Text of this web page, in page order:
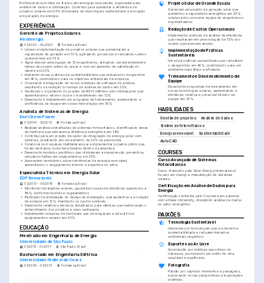
Profissional com mais de 8 anos em energias renováveis, especialista em
análise de dados e otimização. Contribuí para aumentar a eficiência de
projetos solares em 25%. Entusiasta de tecnologias sustentáveis e inovação
em geração de energia.
EXPERIÊNCIA
Gerente de Projetos Solares
Neoenergia
01/2020 - 09/2023 Fortaleza, Brasil
• Liderei a implementação de projetos solares que aumentaram a
capacidade de geração em 30%, agilizando processos e reduzindo custos
operacionais em 15%.
•
Supervisionei uma equipe de 15 engenheiros, atingindo consistentemente
metas de projeto antes do prazo e com um aumento de satisfação do
cliente em 20%.
• Implantei novas práticas de sustentabilidade que reduziram o desperdício
em 40%, contribuindo para os objetivos ambientais da empresa.
• Coordenei a integração de novos sistemas de software de análise,
resultando na redução do tempo de análise de dados em 25%.
• Gestionei o orçamento do projeto de R$10 milhões com otimizações que
aumentaram o retorno sobre o investimento em 12%.
• Desenvolvi e implementei um programa de treinamento, aumentando a
proficiência da equipe em novas tecnologias em 35%.
Analista de Sistemas de Energia
Enel Green Power
07/2016 - 12/2019 Fortaleza, Brasil
• Realizei análises detalhadas de sistemas fotovoltaicos, identificando áreas
de melhoria que elevaram a eficiência energética em 18%.
• Contribuí para um projeto inovador de integração de energia solar com
baterias, resultando em um aumento de 22% na autonomia.
• Colaborei com equipes multilaterais para implementar projetos piloto que
foram adotados como benchmarks dentro da empresa.
• Desenvolvi modelos preditivos que otimizaram a manutenção preventiva,
reduzindo falhas em equipamentos em 15%.
• Apresentei seminários sobre tendências de energia renovável,
aumentando o engajamento interno e expertise no setor.
Especialista Técnico em Energia Solar
EDP Renováveis
03/2013 - 06/2016 Fortaleza, Brasil
• Monitorei instalações solares, garantindo taxas de eficiência superiores a
95%, conforme normas e regulamentos.
• Participei da otimização do design de instalação, que aumentou a produção
de energia em 12%, mantendo os custos estáveis.
• Desenvolvi relatórios técnicos detalhados para clientes que melhoraram o
entendimento dos projetos e suas vantagens.
• Implementei soluções de hardware que prolongaram a vida útil dos
equipamentos solares em 20%.
EDUCAÇÃO
Mestrado em Engenharia de Energia
Universidade de São Paulo
01/2015 - 01/2017 São Paulo, Brasil
Bacharelado em Engenharia Elétrica
Universidade Federal do Ceará
01/2009 - 01/2013 Fortaleza, Brasil
Projeto Solar de Grande Escala
Gerenciei um projeto de geração solar que
aumentou a capacidade energética em 25%,
colaborando com uma equipe de engenheiros
especializados.
Redução de Custos Operacionais
Implementei práticas de análise de eficiência
que resultaram em uma redução de 15% nos
custos operacionais anuais.
Implementação de Práticas
Sustentáveis
Introduzi práticas sustentáveis que reduziram
o desperdício em 40%, contribuindo para um
ambiente mais limpo e eficiente.
Treinamento e Desenvolvimento de
Equipe
Desenvolvi programas de treinamento em
novas tecnologias solares, aumentando a
eficiência coletiva e potencial técnico da
equipe em 35%.
HABILIDADES
Gestão de projetos
Análise de dados
Sistemas fotovoltaicos
Energia renovável
Sustentabilidade
AutoCAD
COURSES
Curso Avançado de Sistemas
Fotovoltaicos
Curso oferecido pela Solar Energy International
focado em design e manutenção de sistemas
solares.
Certificação em Análise de Dados para
Energia
Certificação conferida pelo Coursera em parceria
com a Duke University, discutindo análise de dados
no setor energético.
PAIXÕES
Tecnologia Sustentável
Interesse por tecnologias que promovem a
sustentabilidade e reduzem impactos
ambientais negativos.
Esportes ao Ar Livre
Apreciação por práticas esportivas na
natureza, promovendo um estilo de vida
saudável e equilibrado.
Fotografia
Paixão por capturar momentos e paisagens,
explorando novas perspectivas e inspirações
criativas.